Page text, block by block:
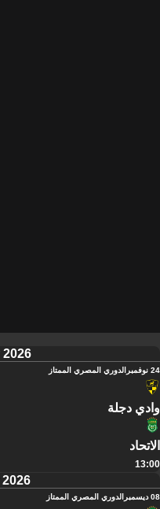
2026
24 نوفمبر الدوري المصري الممتاز
وادي دجلة
الاتحاد
13:00
08 ديسمبر الدوري المصري الممتاز